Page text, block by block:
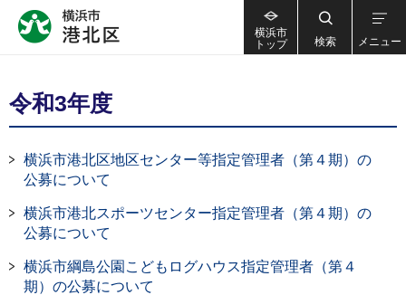
横浜市
トップ
検索 メニュー
令和3年度
横浜市港北区地区センター等指定管理者（第４期）の
公募について
横浜市港北スポーツセンター指定管理者（第４期）の
公募について
横浜市綱島公園こどもログハウス指定管理者（第４
期）の公募について